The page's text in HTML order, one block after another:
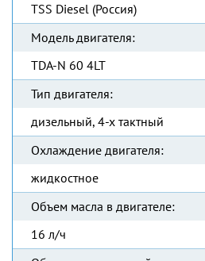
TSS Diesel (Россия)
Модель двигателя:
TDA-N 60 4LT
Тип двигателя:
дизельный, 4-х тактный
Охлаждение двигателя:
жидкостное
Объем масла в двигателе:
16 л/ч